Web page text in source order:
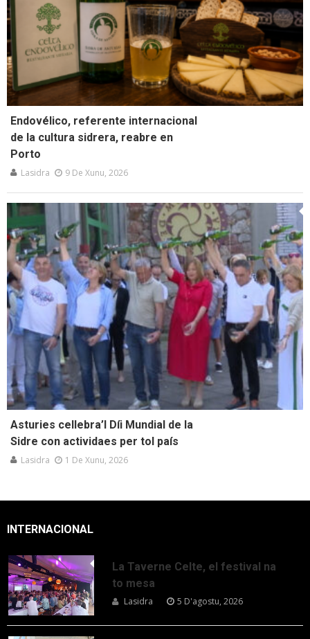
Endovélico, referente internacional
de la cultura sidrera, reabre en
Porto
Lasidra 9 De Xunu, 2026
Asturies cellebra’l Díi Mundial de la
Sidre con actividaes per tol país
Lasidra 1 De Xunu, 2026
INTERNACIONAL
La Taverne Celte, el festival na
to mesa
Lasidra 5 D'agostu, 2026